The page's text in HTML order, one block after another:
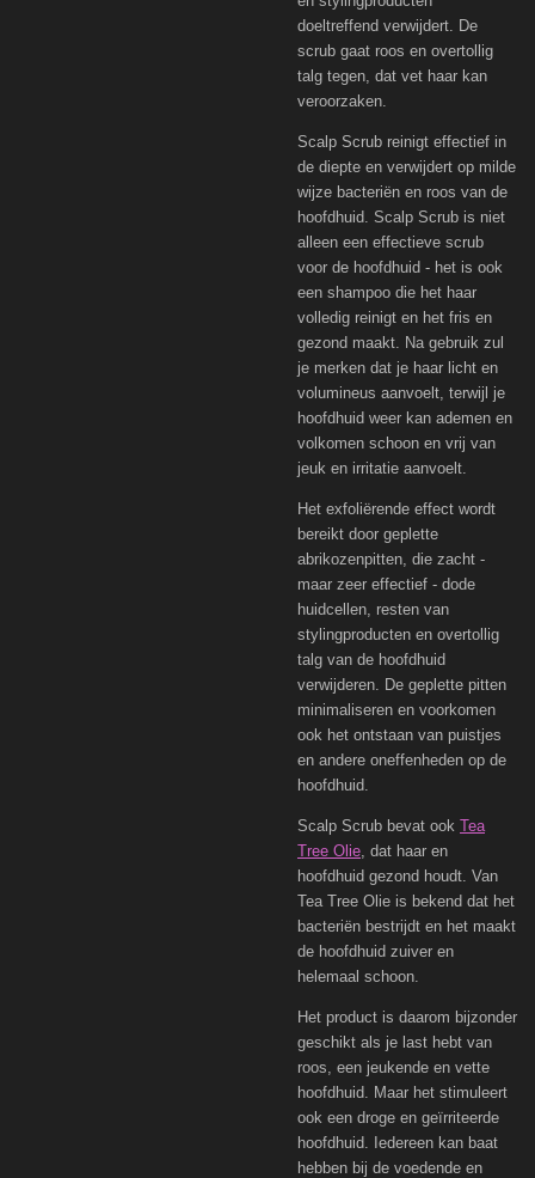
doeltreffend verwijdert. De
scrub gaat roos en overtollig
talg tegen, dat vet haar kan
veroorzaken.
Scalp Scrub reinigt effectief in
de diepte en verwijdert op milde
wijze bacteriën en roos van de
hoofdhuid. Scalp Scrub is niet
alleen een effectieve scrub
voor de hoofdhuid - het is ook
een shampoo die het haar
volledig reinigt en het fris en
gezond maakt. Na gebruik zul
je merken dat je haar licht en
volumineus aanvoelt, terwijl je
hoofdhuid weer kan ademen en
volkomen schoon en vrij van
jeuk en irritatie aanvoelt.
Het exfoliërende effect wordt
bereikt door geplette
abrikozenpitten, die zacht -
maar zeer effectief - dode
huidcellen, resten van
stylingproducten en overtollig
talg van de hoofdhuid
verwijderen. De geplette pitten
minimaliseren en voorkomen
ook het ontstaan van puistjes
en andere oneffenheden op de
hoofdhuid.
Scalp Scrub bevat ook Tea
Tree Olie , dat haar en
hoofdhuid gezond houdt. Van
Tea Tree Olie is bekend dat het
bacteriën bestrijdt en het maakt
de hoofdhuid zuiver en
helemaal schoon.
Het product is daarom bijzonder
geschikt als je last hebt van
roos, een jeukende en vette
hoofdhuid. Maar het stimuleert
ook een droge en geïrriteerde
hoofdhuid. Iedereen kan baat
hebben bij de voedende en